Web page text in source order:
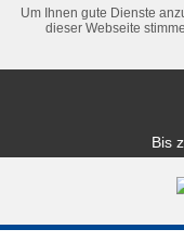
Um Ihnen gute Dienste
dieser Webseite
Bis